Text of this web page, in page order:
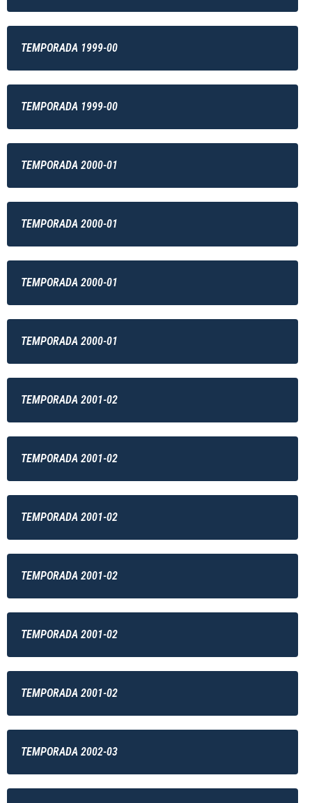
TEMPORADA 1999-00
TEMPORADA 1999-00
TEMPORADA 2000-01
TEMPORADA 2000-01
TEMPORADA 2000-01
TEMPORADA 2000-01
TEMPORADA 2001-02
TEMPORADA 2001-02
TEMPORADA 2001-02
TEMPORADA 2001-02
TEMPORADA 2001-02
TEMPORADA 2001-02
TEMPORADA 2002-03